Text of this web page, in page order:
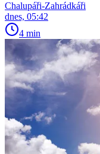
Chalupáři-Zahrádkáři
dnes, 05:42
4 min